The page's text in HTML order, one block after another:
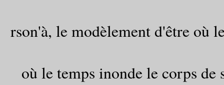
rson'à, le modèlement d'être où
où le temps inonde le corps